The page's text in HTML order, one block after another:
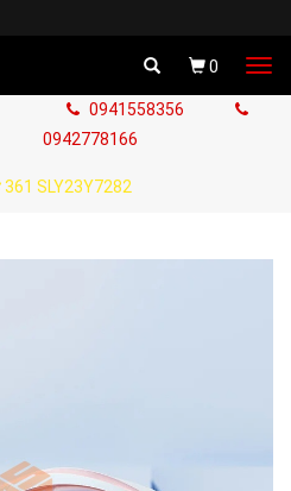
0
0941558356
0942778166
SLY23Y7282